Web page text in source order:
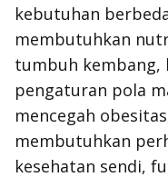
kebutuhan
membutuhkan
tumbuh kembang,
pengaturan pola
mencegah
membutuhkan
kesehatan sendi,